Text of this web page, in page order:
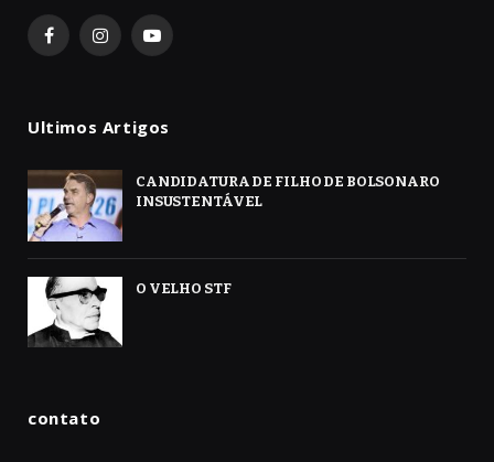
FacebookInstagramYouTube
Ultimos Artigos
CANDIDATURA DE FILHO DE BOLSONARO
INSUSTENTÁVEL
O VELHO STF
contato